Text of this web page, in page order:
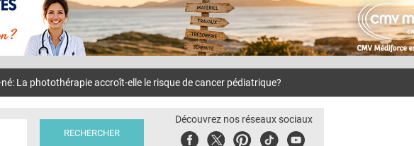
né: La photothérapie accroît-elle le risque de cancer pédiatrique?
Découvrez nos réseaux sociaux
FacebookTwitterPinterest
TiktokYoubute